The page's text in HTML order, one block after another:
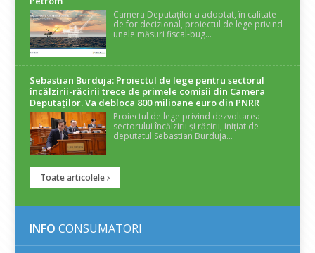
Camera Deputaților a adoptat, în calitate
de for decizional, proiectul de lege privind
unele măsuri fiscal-bug...
Sebastian Burduja: Proiectul de lege pentru sectorul
încălzirii-răcirii trece de primele comisii din Camera
Deputaților. Va debloca 800 milioane euro din PNRR
Proiectul de lege privind dezvoltarea
sectorului încălzirii și răcirii, inițiat de
deputatul Sebastian Burduja...
Toate articolele
INFO CONSUMATORI